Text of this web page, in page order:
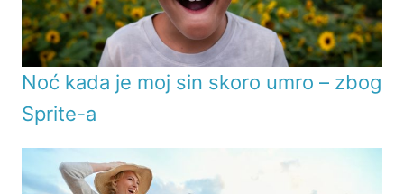
Noć kada je moj sin skoro umro – zbog
Sprite-a